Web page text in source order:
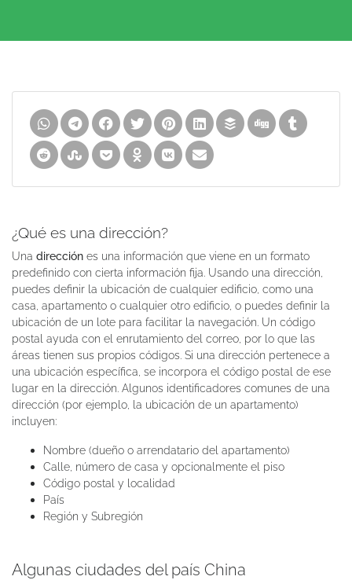
¿Qué es una dirección?
Una dirección es una información que viene en un formato
predefinido con cierta información fija. Usando una dirección,
puedes definir la ubicación de cualquier edificio, como una
casa, apartamento o cualquier otro edificio, o puedes definir la
ubicación de un lote para facilitar la navegación. Un código
postal ayuda con el enrutamiento del correo, por lo que las
áreas tienen sus propios códigos. Si una dirección pertenece a
una ubicación específica, se incorpora el código postal de ese
lugar en la dirección. Algunos identificadores comunes de una
dirección (por ejemplo, la ubicación de un apartamento)
incluyen:
Nombre (dueño o arrendatario del apartamento)
Calle, número de casa y opcionalmente el piso
Código postal y localidad
País
Región y Subregión
Algunas ciudades del país China